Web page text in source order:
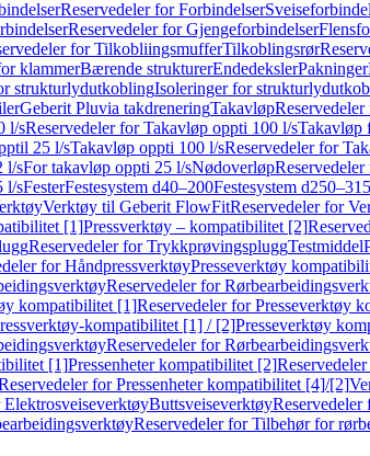
Reservedeler for Forbindelser
Reservedeler for Gjengeforbindelser
for TilkobliingsmufferTilkoblingsrør
klammerBærende strukturerEndedekslerPakninger
strukturlydutkoblingIsoleringer for
Geberit Pluvia takdreneringTakavløp
l/sReservedeler for Takavløp oppti 100 l/sTakavløp
25 l/sTakavløp oppti 100 l/sReservedeler for
l/sFor takavløp oppti 25 l/sNødoverløp
l/sFesterFestesystem d40–200Festesystem d250–315
Verktøy til Geberit FlowFitReservedeler for
[1]Pressverktøy – kompatibilitet [2]
Reservedeler for TrykkprøvingspluggTestmiddel
for HåndpressverktøyPresseverktøy
Reservedeler for
kompatibilitet [1]Reservedeler for Presseverktøy
kompatibilitet [1] / [2]Presseverktøy
Reservedeler for
[1]Pressenheter kompatibilitet [2]
for Pressenheter kompatibilitet [4]/[2]
ElektrosveiseverktøyButtsveiseverktøy
Reservedeler for Tilbehør for